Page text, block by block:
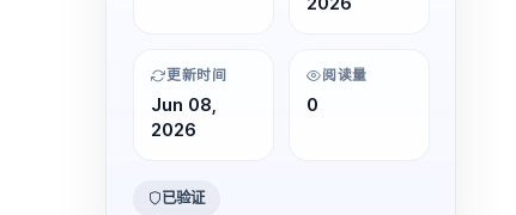
更新时间
Jun 08,
2026
阅读量
0
已验证